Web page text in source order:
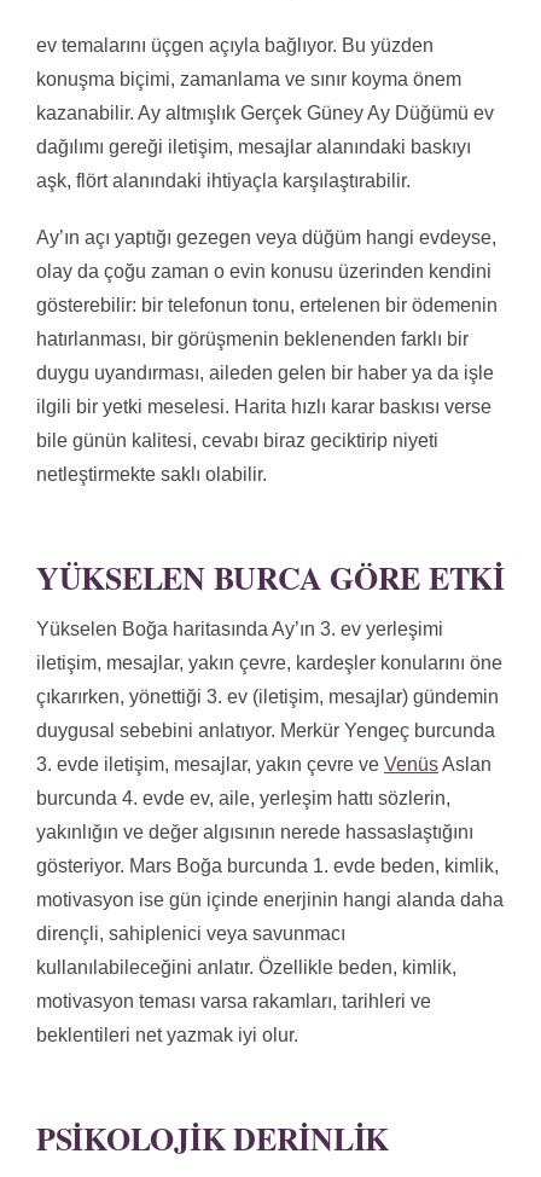
ev temalarını üçgen açıyla bağlıyor. Bu yüzden
konuşma biçimi, zamanlama ve sınır koyma önem
kazanabilir. Ay altmışlık Gerçek Güney Ay Düğümü ev
dağılımı gereği iletişim, mesajlar alanındaki baskıyı
aşk, flört alanındaki ihtiyaçla karşılaştırabilir.
Ay’ın açı yaptığı gezegen veya düğüm hangi evdeyse,
olay da çoğu zaman o evin konusu üzerinden kendini
gösterebilir: bir telefonun tonu, ertelenen bir ödemenin
hatırlanması, bir görüşmenin beklenenden farklı bir
duygu uyandırması, aileden gelen bir haber ya da işle
ilgili bir yetki meselesi. Harita hızlı karar baskısı verse
bile günün kalitesi, cevabı biraz geciktirip niyeti
netleştirmekte saklı olabilir.
YÜKSELEN BURCA GÖRE ETKI
Yükselen Boğa haritasında Ay’ın 3. ev yerleşimi
iletişim, mesajlar, yakın çevre, kardeşler konularını öne
çıkarırken, yönettiği 3. ev (iletişim, mesajlar) gündemin
duygusal sebebini anlatıyor. Merkür Yengeç burcunda
3. evde iletişim, mesajlar, yakın çevre ve VenüsAslan
burcunda 4. evde ev, aile, yerleşim hattı sözlerin,
yakınlığın ve değer algısının nerede hassaslaştığını
gösteriyor. Mars Boğa burcunda 1. evde beden, kimlik,
motivasyon ise gün içinde enerjinin hangi alanda daha
dirençli, sahiplenici veya savunmacı
kullanılabileceğini anlatır. Özellikle beden, kimlik,
motivasyon teması varsa rakamları, tarihleri ve
beklentileri net yazmak iyi olur.
PSIKOLOJIK DERINLIK